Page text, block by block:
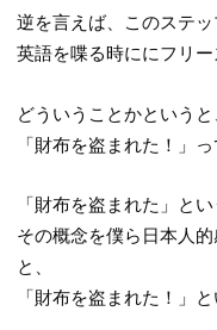
逆を言えば、このステッ
英語を喋る時ににフリー
どういうことかというと
「財布を盗まれた！」
「財布を盗まれた」と
その概念を僕ら日本人
と、
「財布を盗まれた！」